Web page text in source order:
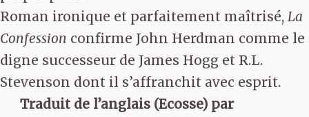
Roman ironique et parfaitement maîtrisé, La
Confession confirme John Herdman comme le
digne successeur de James Hogg et R.L.
Stevenson dont il s’affranchit avec esprit.
Traduit de l’anglais (Ecosse) par